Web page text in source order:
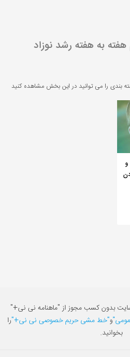
به هفته رشد نوزاد
بندی را می توانید در این بخش مشاهده کنید
و
سایت بدون کسب مجوز از "ماهنامه نی نی+"
و"خط مشی حریم خصوصی نی نی+"را
بخوانید.